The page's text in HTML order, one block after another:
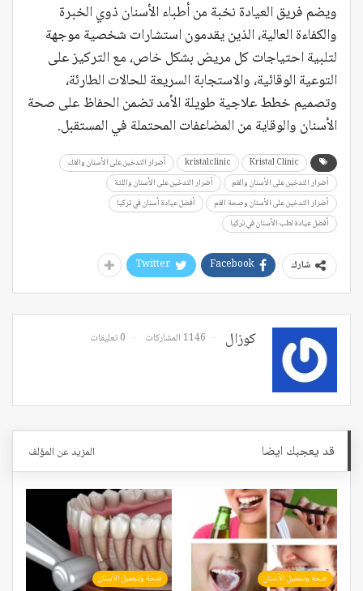
ويضم فريق العيادة نخبة من أطباء الأسنان ذوي الخبرة
والكفاءة العالية، الذين يقدمون استشارات شخصية موجهة
لتلبية احتياجات كل مريض بشكل خاص، مع التركيز على
التوعية الوقائية، والاستجابة السريعة للحالات الطارئة،
وتصميم خطط علاجية طويلة الأمد تضمن الحفاظ على صحة
الأسنان والوقاية من المضاعفات المحتملة في المستقبل.
Kristal Clinic
kristalclinic
أضرار التدخين على الأسنان والفك
أضرار التدخين على الأسنان والفم
أضرار التدخين على الأسنان واللثة
أضرار التدخين على الأسنان وصحة الفم
أفضل عيادة أسنان في تركيا
أفضل عيادة لطب الأسنان في تركيا
شارك Facebook
Twitter
كوزال 1146 المشاركات 0 تعليقات
قد يعجبك ايضا المزيد عن المؤلف
صحة وتجميل الأسنان صحة وتجميل الأسنان